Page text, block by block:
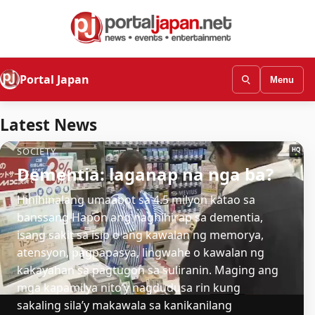
Portal Japan Menu
Latest News
SOCIETY
Dementia: laganap na nga ba?
Hinihinalang umaabot sa 4.5 milyon katao sa
banssang Hapon ang naghihirap sa dementia,
isang sakit sa isip o ang kawalan ng memorya,
atensyon, pagpapasya, lingwahe o kawalan ng
kakayahan sa pagtugon sa suliranin. Maging ang
mga kapamilya nito’y nagdudusa rin kung
sakaling sila’y makawala sa kanikanilang